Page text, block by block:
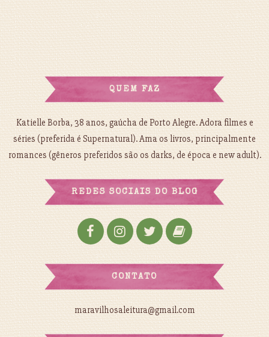
QUEM FAZ
Katielle Borba, 38 anos, gaúcha de Porto Alegre. Adora filmes e
séries (preferida é Supernatural). Ama os livros, principalmente
romances (gêneros preferidos são os darks, de época e new adult).
REDES SOCIAIS DO BLOG
CONTATO
maravilhosaleitura@gmail.com